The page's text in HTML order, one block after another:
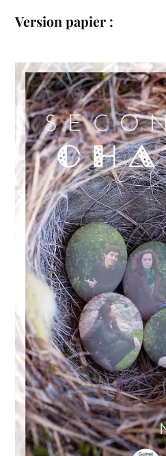
Version papier :